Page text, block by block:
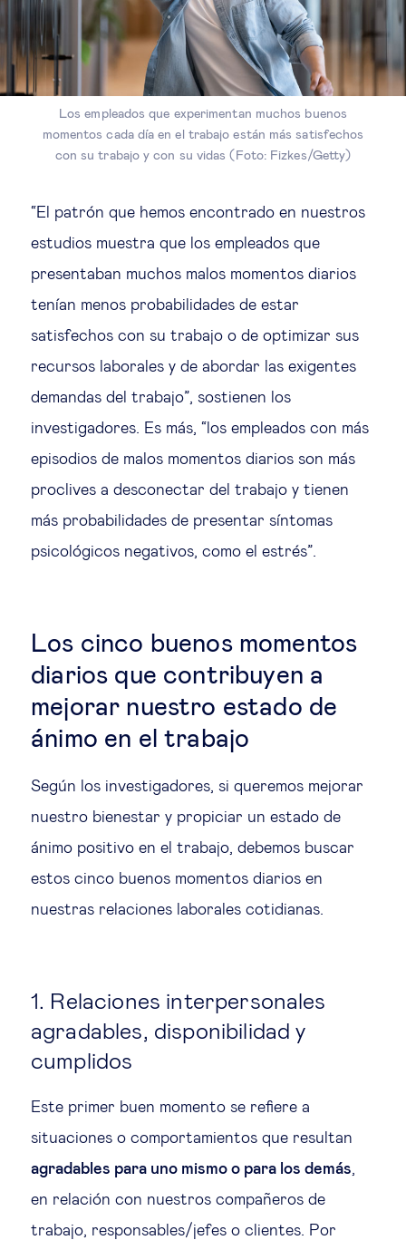
Los empleados que experimentan muchos buenos
momentos cada día en el trabajo están más satisfechos
con su trabajo y con su vidas (Foto: Fizkes/Getty)
“El patrón que hemos encontrado en nuestros
estudios muestra que los empleados que
presentaban muchos malos momentos diarios
tenían menos probabilidades de estar
satisfechos con su trabajo o de optimizar sus
recursos laborales y de abordar las exigentes
demandas del trabajo”, sostienen los
investigadores. Es más, “los empleados con más
episodios de malos momentos diarios son más
proclives a desconectar del trabajo y tienen
más probabilidades de presentar síntomas
psicológicos negativos, como el estrés”.
Los cinco buenos momentos
diarios que contribuyen a
mejorar nuestro estado de
ánimo en el trabajo
Según los investigadores, si queremos mejorar
nuestro bienestar y propiciar un estado de
ánimo positivo en el trabajo, debemos buscar
estos cinco buenos momentos diarios en
nuestras relaciones laborales cotidianas.
1. Relaciones interpersonales
agradables, disponibilidad y
cumplidos
Este primer buen momento se refiere a
situaciones o comportamientos que resultan
agradables para uno mismo o para los demás
en relación con nuestros compañeros de
trabajo, responsables/jefes o clientes. Por